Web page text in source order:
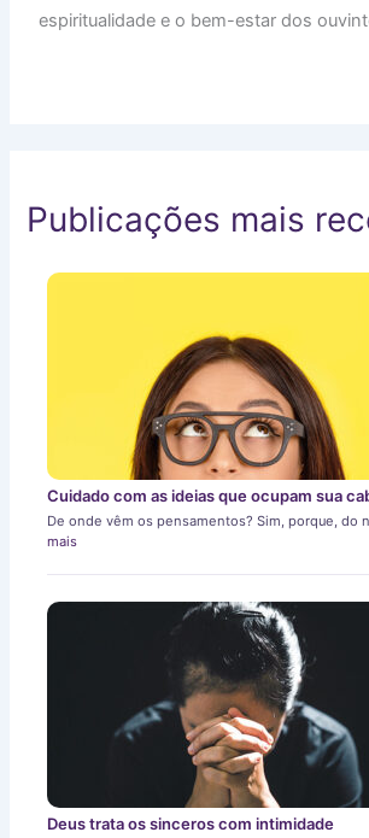
espiritualidade e o bem-estar dos
Publicações mais
Cuidado com as ideias que ocupam sua
De onde vêm os pensamentos? Sim, porque, do
mais
Deus trata os sinceros com intimidade